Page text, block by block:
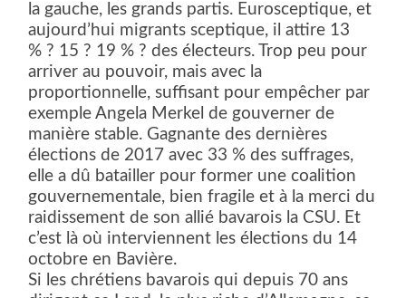
la gauche, les grands partis. Eurosceptique, et
aujourd’hui migrants sceptique, il attire 13
% ? 15 ? 19 % ? des électeurs. Trop peu pour
arriver au pouvoir, mais avec la
proportionnelle, suffisant pour empêcher par
exemple Angela Merkel de gouverner de
manière stable. Gagnante des dernières
élections de 2017 avec 33 % des suffrages,
elle a dû batailler pour former une coalition
gouvernementale, bien fragile et à la merci du
raidissement de son allié bavarois la CSU. Et
c’est là où interviennent les élections du 14
octobre en Bavière.
Si les chrétiens bavarois qui depuis 70 ans